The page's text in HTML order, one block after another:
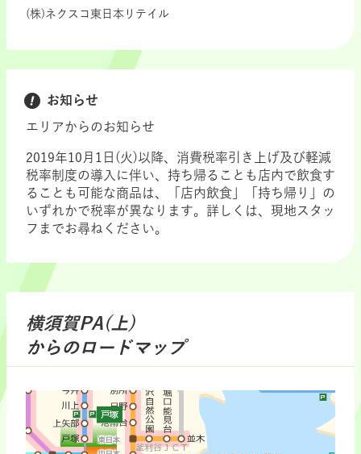
(株)ネクスコ東日本リテイル
お知らせ
エリアからのお知らせ
2019年10月1日(火)以降、消費税率引き上げ及び軽減
税率制度の導入に伴い、持ち帰ることも店内で飲食す
ることも可能な商品は、「店内飲食」「持ち帰り」の
いずれかで税率が異なります。詳しくは、現地スタッ
フまでお尋ねください。
横須賀PA(上)
からのロードマップ